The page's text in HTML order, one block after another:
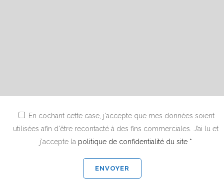
En cochant cette case, j'accepte que mes données soient
utilisées afin d'être recontacté à des fins commerciales. J’ai lu et
j'accepte la politique de confidentialité du site *